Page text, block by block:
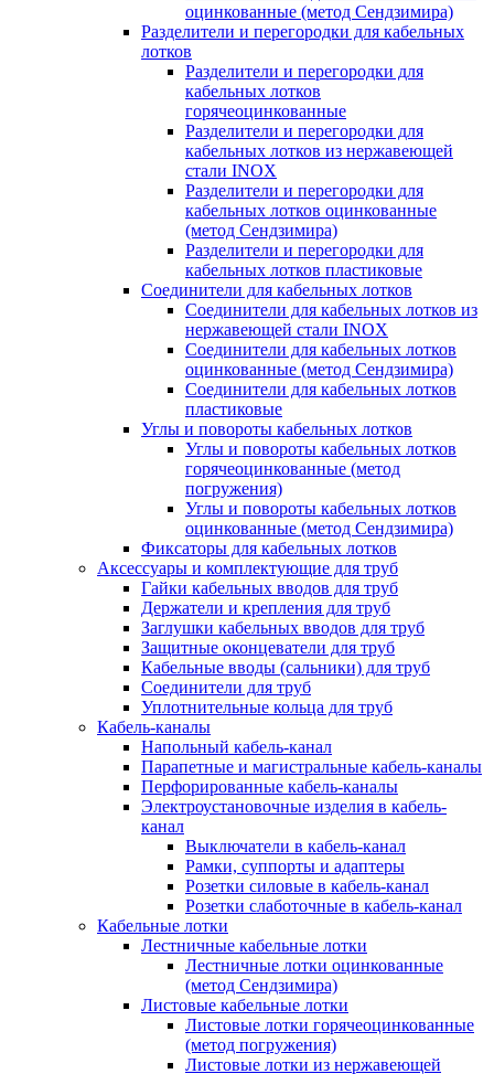
оцинкованные (метод Сендзимира)
Разделители и перегородки для кабельных
лотков
Разделители и перегородки для
кабельных лотков
горячеоцинкованные
Разделители и перегородки для
кабельных лотков из нержавеющей
стали INOX
Разделители и перегородки для
кабельных лотков оцинкованные
(метод Сендзимира)
Разделители и перегородки для
кабельных лотков пластиковые
Соединители для кабельных лотков
Соединители для кабельных лотков из
нержавеющей стали INOX
Соединители для кабельных лотков
оцинкованные (метод Сендзимира)
Соединители для кабельных лотков
пластиковые
Углы и повороты кабельных лотков
Углы и повороты кабельных лотков
горячеоцинкованные (метод
погружения)
Углы и повороты кабельных лотков
оцинкованные (метод Сендзимира)
Фиксаторы для кабельных лотков
Аксессуары и комплектующие для труб
Гайки кабельных вводов для труб
Держатели и крепления для труб
Заглушки кабельных вводов для труб
Защитные оконцеватели для труб
Кабельные вводы (сальники) для труб
Соединители для труб
Уплотнительные кольца для труб
Кабель-каналы
Напольный кабель-канал
Парапетные и магистральные кабель-каналы
Перфорированные кабель-каналы
Электроустановочные изделия в кабель-
канал
Выключатели в кабель-канал
Рамки, суппорты и адаптеры
Розетки силовые в кабель-канал
Розетки слаботочные в кабель-канал
Кабельные лотки
Лестничные кабельные лотки
Лестничные лотки оцинкованные
(метод Сендзимира)
Листовые кабельные лотки
Листовые лотки горячеоцинкованные
(метод погружения)
Листовые лотки из нержавеющей